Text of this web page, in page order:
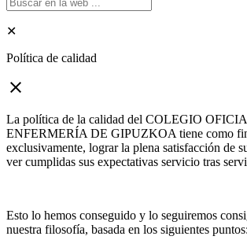
✕
Política de calidad
close
La política de la calidad del COLEGIO
ENFERMERÍA DE GIPUZKOA tiene como
exclusivamente, lograr la plena satisfacción de
ver cumplidas sus expectativas servicio tras
Esto lo hemos conseguido y lo seguiremos
nuestra filosofía, basada en los siguientes puntos: